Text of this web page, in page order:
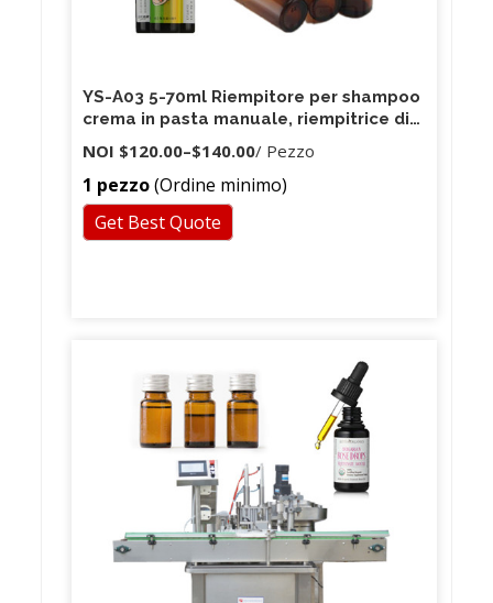
YS-A03 5-70ml Riempitore per shampoo
crema in pasta manuale, riempitrice di
liquido denso/miele
NOI $120.00–$140.00/ Pezzo
1 pezzo(Ordine minimo)
Get Best Quote